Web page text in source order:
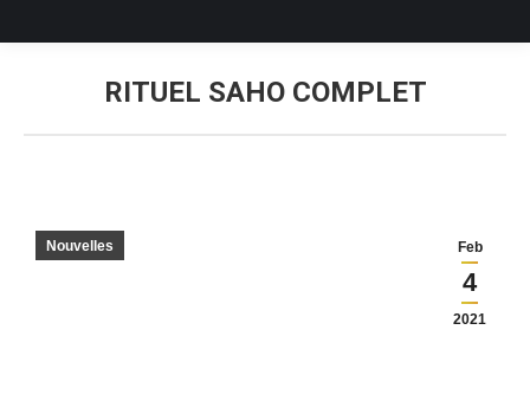
RITUEL SAHO COMPLET
Feb
4
2021
Nouvelles